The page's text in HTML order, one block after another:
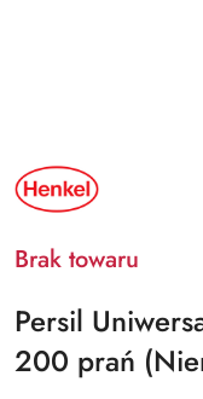
NAZWA
PRODUCENTA:
HENKEL
Brak towaru
Persil
200 prań